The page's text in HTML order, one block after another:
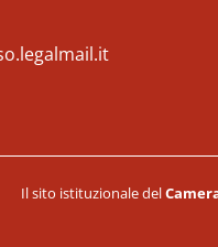
Il sito istituzionale del